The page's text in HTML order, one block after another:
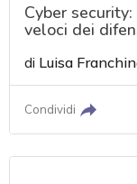
Cyber
veloci dei
di Luisa
Condividi